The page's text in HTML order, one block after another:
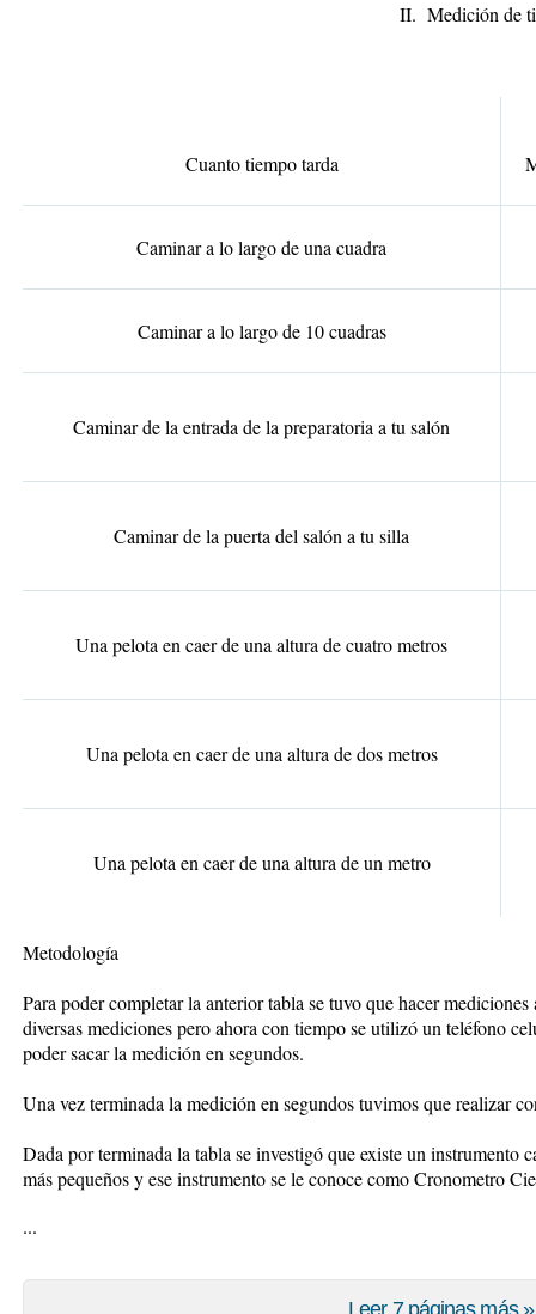
II. Medición de
Cuanto tiempo tarda
Caminar a lo largo de una cuadra
Caminar a lo largo de 10 cuadras
Caminar de la entrada de la preparatoria a tu salón
Caminar de la puerta del salón a tu silla
Una pelota en caer de una altura de cuatro metros
Una pelota en caer de una altura de dos metros
Una pelota en caer de una altura de un metro
Metodología
Para poder completar la anterior tabla se tuvo que hacer
diversas mediciones pero ahora con tiempo se utilizó un teléfono
poder sacar la medición en segundos.
Una vez terminada la medición en segundos tuvimos que realizar
Dada por terminada la tabla se investigó que existe un instrumento
más pequeños y ese instrumento se le conoce comoCronometro
...
Leer 7 páginas más »